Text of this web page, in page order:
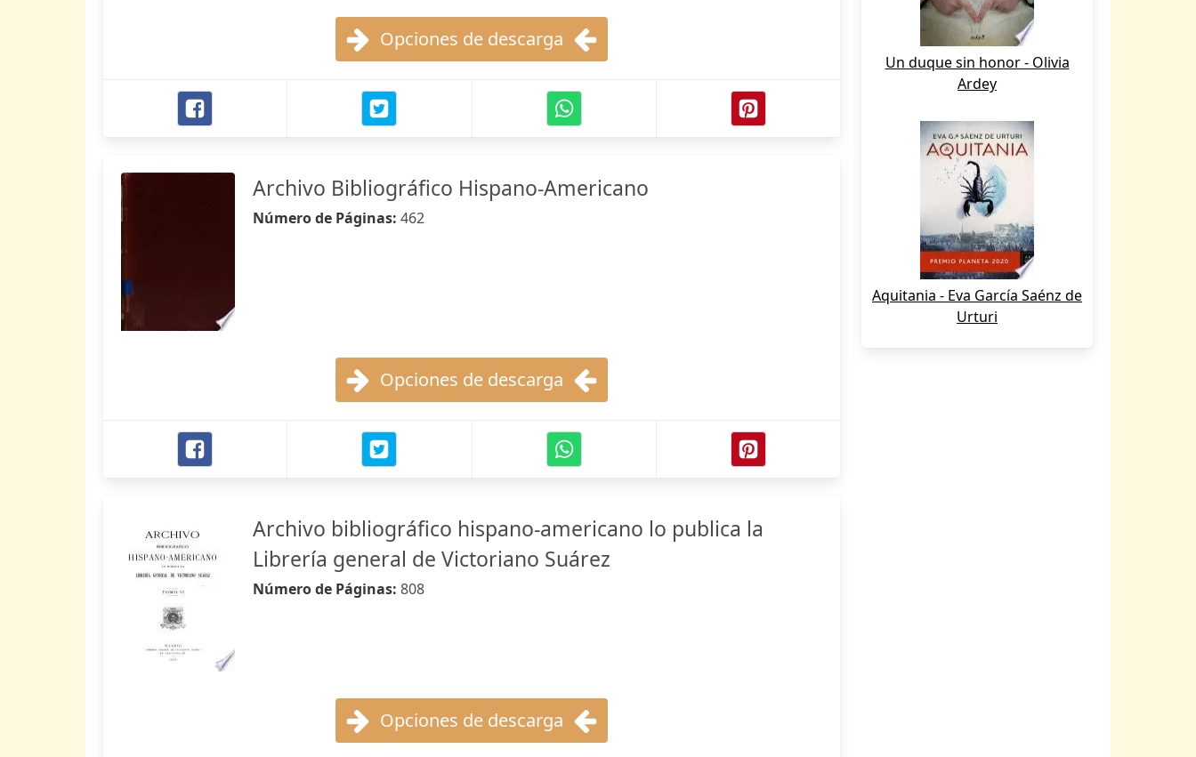
Opciones de descarga
Archivo Bibliográfico Hispano-Americano
Número de Páginas: 462
Opciones de descarga
Archivo bibliográfico hispano-americano lo publica la
Librería general de Victoriano Suárez
Número de Páginas: 808
Opciones de descarga
Un duque sin honor - Olivia
Ardey
Aquitania - Eva García Saénz de
Urturi